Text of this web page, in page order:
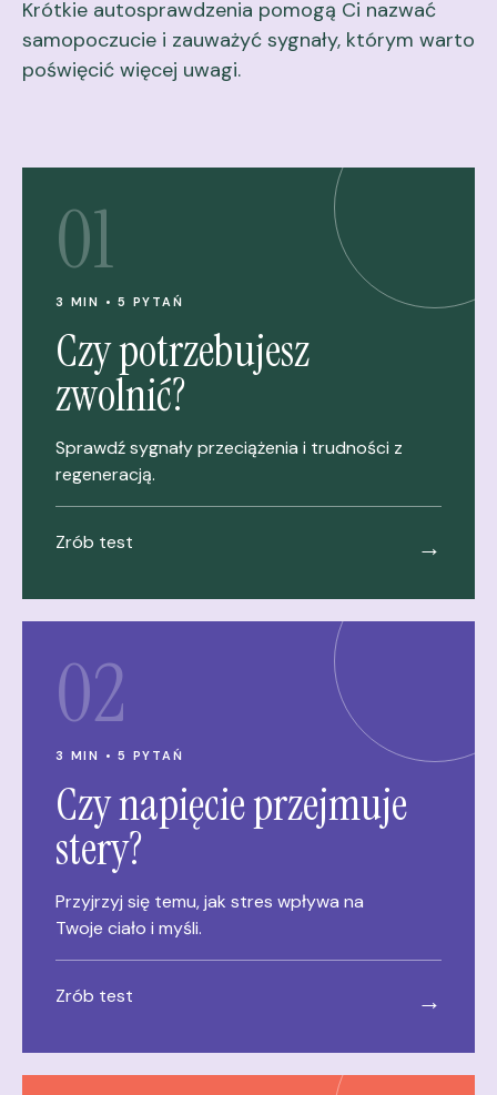
Krótkie autosprawdzenia pomogą Ci nazwać
samopoczucie i zauważyć sygnały, którym warto
poświęcić więcej uwagi.
01
3 MIN • 5 PYTAŃ
Czy potrzebujesz
zwolnić?
Sprawdź sygnały przeciążenia i trudności z
regeneracją.
Zrób test →
02
3 MIN • 5 PYTAŃ
Czy napięcie przejmuje
stery?
Przyjrzyj się temu, jak stres wpływa na
Twoje ciało i myśli.
Zrób test →